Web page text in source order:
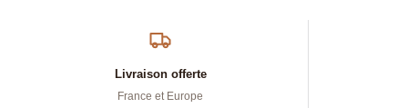
Livraison offerte
France et Europe